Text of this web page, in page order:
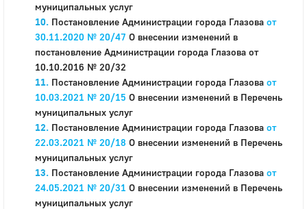
муниципальных услуг
Постановление Администрации города Глазова от
30.11.2020 № 20/47 О внесении изменений в
постановление Администрации города Глазова от
10.10.2016 № 20/32
Постановление Администрации города Глазова от
10.03.2021 № 20/15 О внесении изменений в Перечень
муниципальных услуг
Постановление Администрации города Глазова от
22.03.2021 № 20/18 О внесении изменений в Перечень
муниципальных услуг
Постановление Администрации города Глазова от
24.05.2021 № 20/31 О внесении изменений в Перечень
муниципальных услуг